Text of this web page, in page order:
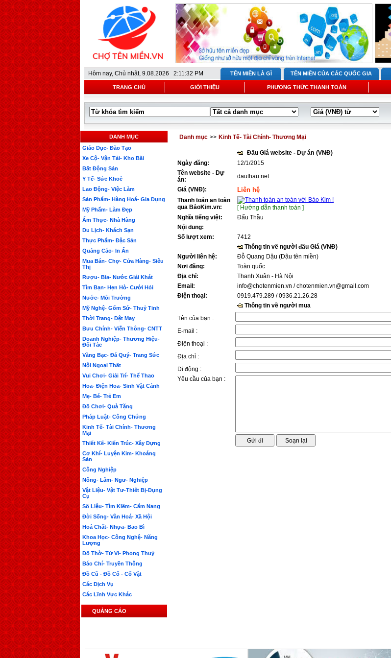
Hôm nay, Chủ nhật, 9.08.2026 2:11:32 PM TÊN MIỀN LÀ GÌ TÊN MIỀN CỦA CÁC QUỐC GIA
TRANG CHỦ GIỚI THIỆU PHƯƠNG THỨC THANH TOÁN
DANH MỤC
Giáo Dục- Đào Tạo
Xe Cộ- Vận Tải- Kho Bãi
Bất Động Sản
Y Tế- Sức Khoẻ
Lao Động- Việc Làm
Sản Phẩm- Hàng Hoá- Gia Dụng
Mỹ Phẩm- Làm Đẹp
Ẩm Thực- Nhà Hàng
Du Lịch- Khách Sạn
Thực Phẩm- Đặc Sản
Quảng Cáo- In Ấn
Mua Bán- Chợ- Cửa Hàng- Siêu
Thị
Rượu- Bia- Nước Giải Khát
Tìm Bạn- Hẹn Hò- Cưới Hỏi
Nước- Môi Trường
Mỹ Nghệ- Gốm Sứ- Thuỷ Tinh
Thời Trang- Dệt May
Bưu Chính- Viễn Thông- CNTT
Doanh Nghiệp- Thương Hiệu-
Đối Tác
Vàng Bạc- Đá Quý- Trang Sức
Nội Ngoại Thất
Vui Chơi- Giải Trí- Thể Thao
Hoa- Điện Hoa- Sinh Vật Cảnh
Mẹ- Bé- Trẻ Em
Đồ Chơi- Quà Tặng
Pháp Luật- Công Chứng
Kinh Tế- Tài Chính- Thương
Mại
Thiết Kế- Kiến Trúc- Xây Dựng
Cơ Khí- Luyện Kim- Khoáng
Sản
Công Nghiệp
Nông- Lâm- Ngư- Nghiệp
Vật Liệu- Vật Tư-Thiết Bị-Dụng
Cụ
Số Liệu- Tìm Kiếm- Cẩm Nang
Đời Sống- Văn Hoá- Xã Hội
Hoá Chất- Nhựa- Bao Bì
Khoa Học- Công Nghệ- Năng
Lượng
Đồ Thờ- Tử Vi- Phong Thuỷ
Báo Chí- Truyền Thông
Đồ Cũ - Đồ Cổ - Cổ Vật
Các Dịch Vụ
Các Lĩnh Vực Khác
QUẢNG CÁO
Danh mục >> Kinh Tế- Tài Chính- Thương Mại
Đấu Giá website - Dự án (VNĐ)
Ngày đăng:
12/1/2015
Tên website - Dự
án:
dauthau.net
Giá (VNĐ):
Liên hệ
Thanh toán an toàn
qua BảoKim.vn:
[ Hướng dẫn thanh toán ]
Nghĩa tiếng việt:
Đấu Thầu
Nội dung:
Số lượt xem:
7412
Thông tin về người đấu Giá (VNĐ)
Người liên hệ:
Đỗ Quang Dậu (Dậu tên miền)
Nơi đăng:
Toàn quốc
Địa chỉ:
Thanh Xuân - Hà Nội
Email:
info@chotenmien.vn / chotenmien.vn@gmail.com
Điện thoại:
0919.479.289 / 0936.21.26.28
Thông tin về người mua
Tên của bạn :
E-mail :
Điện thoại :
Địa chỉ :
Di động :
Yêu cầu của bạn :